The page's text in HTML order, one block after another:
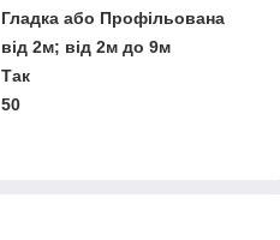
Гладка або Профільована
від 2м; від 2м до 9м
Так
50